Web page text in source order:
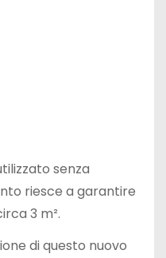
senza
riesce a garantire
3 m².
di questo nuovo